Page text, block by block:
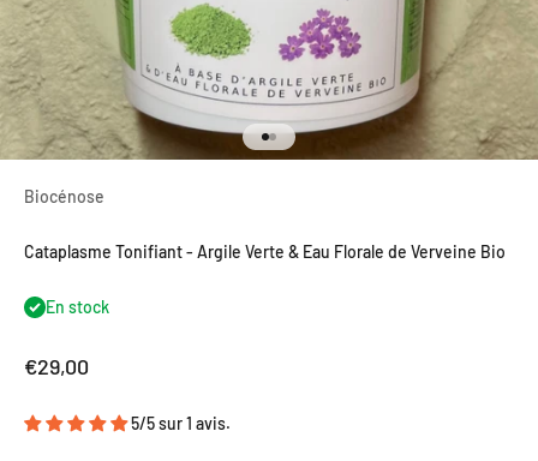
Aller à l'élément 1
Aller à l'élément 2
Biocénose
Cataplasme Tonifiant - Argile Verte & Eau Florale de Verveine Bio
En stock
Prix de vente
€29,00
5/5 sur 1 avis.